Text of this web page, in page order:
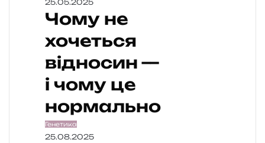
25.05.2025
Чому не
хочеться
відносин —
і чому це
нормально
Генетика
25.08.2025